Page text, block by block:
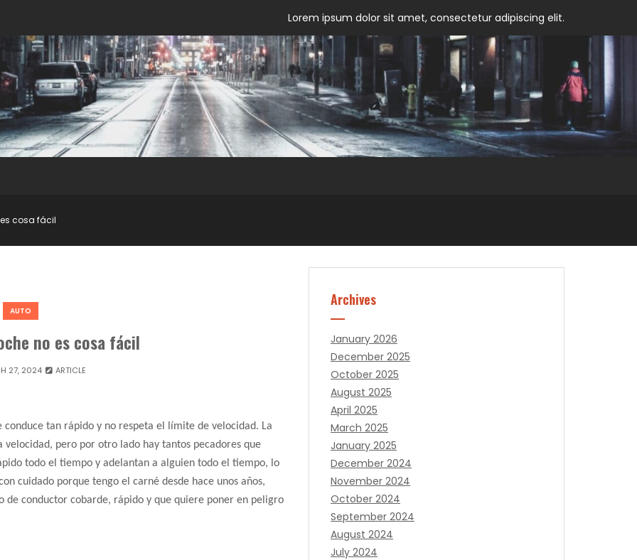
Lorem ipsum dolor sit amet, consectetur adipiscing elit.
cosa fácil
AUTO
no es cosa fácil
27, 2024 ARTICLE
tan rápido y no respeta el límite de velocidad. La
pero por otro lado hay tantos pecadores que
todo el tiempo y adelantan a alguien todo el tiempo, lo
cuidado porque tengo el carné desde hace unos años,
de conductor cobarde, rápido y que quiere poner en peligro
Archives
January 2026
December 2025
October 2025
August 2025
April 2025
March 2025
January 2025
December 2024
November 2024
October 2024
September 2024
August 2024
July 2024